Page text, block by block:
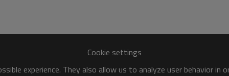
Cookie settings
experience. They also allow us to analyze user behavior